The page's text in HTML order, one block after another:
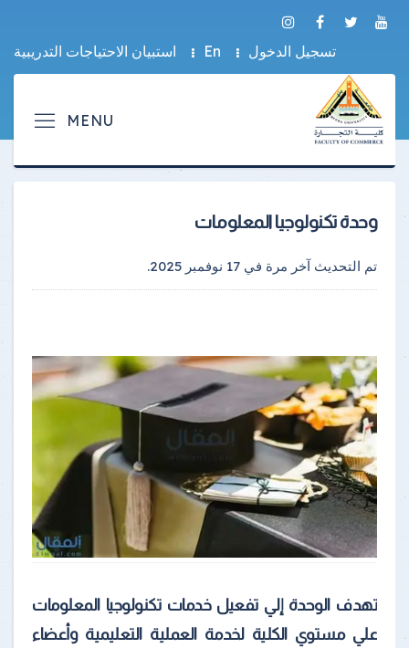
تسجيل الدخول En استبيان الاحتياجات التدريبية
وحدة تكنولوجيا المعلومات
تم التحديث آخر مرة في 17 نوفمبر 2025 .
تهدف الوحدة إلي تفعيل خدمات تكنولوجيا المعلومات
علي مستوي الكلية لخدمة العملية التعليمية وأعضاء